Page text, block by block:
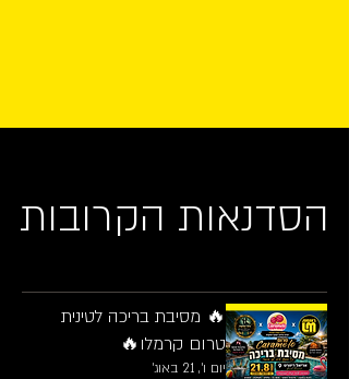
הסדנאות הקרובות
🔥 מסיבת בריכה לטינית
טרום קרמלו🔥
יום ו׳, 21 באוג׳